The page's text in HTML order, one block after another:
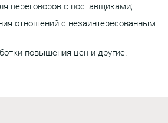
переговоров с поставщиками;
отношений с незаинтересованным
повышения цен и другие.